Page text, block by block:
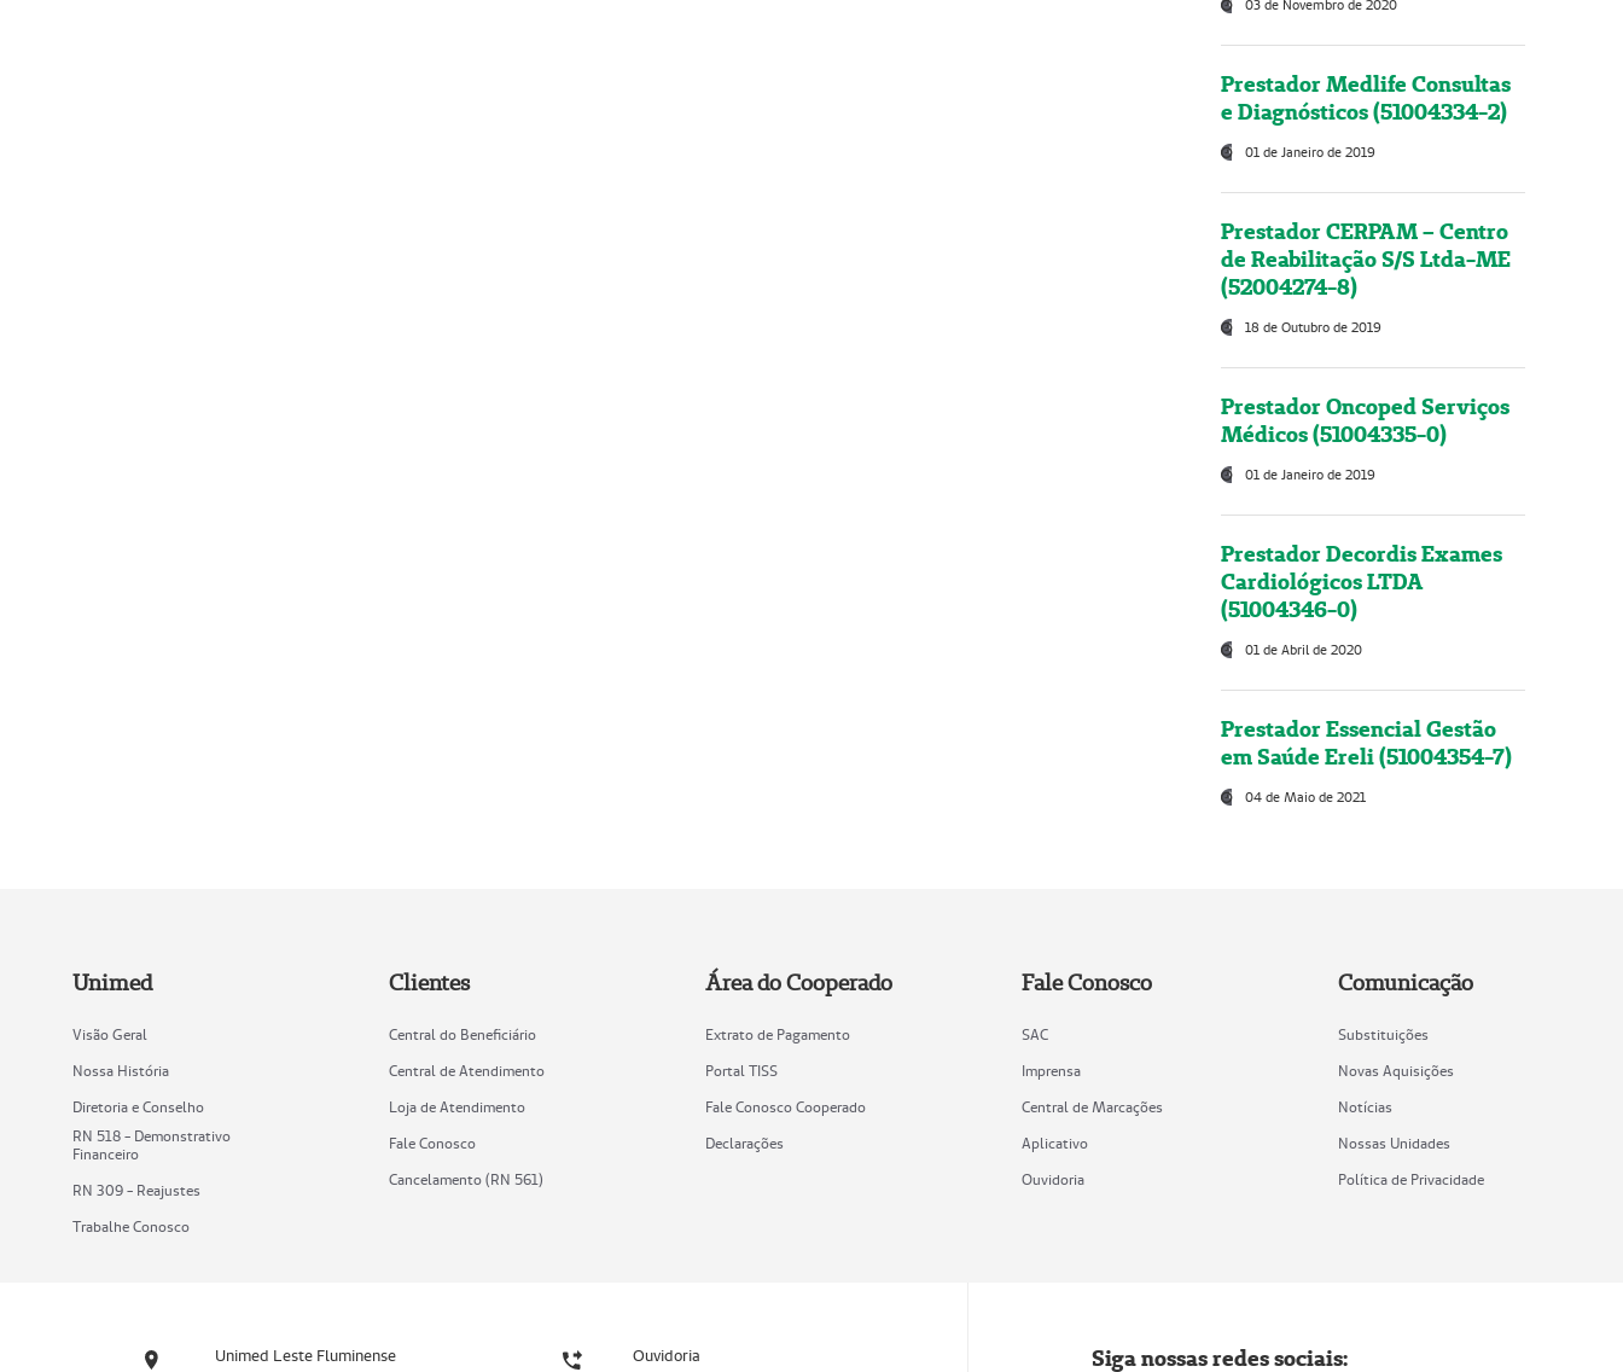
03 de Novembro de 2020
Prestador Medlife Consultas
e Diagnósticos (51004334-2)
01 de Janeiro de 2019
Prestador CERPAM – Centro
de Reabilitação S/S Ltda-ME
(52004274-8)
18 de Outubro de 2019
Prestador Oncoped Serviços
Médicos (51004335-0)
01 de Janeiro de 2019
Prestador Decordis Exames
Cardiológicos LTDA
(51004346-0)
01 de Abril de 2020
Prestador Essencial Gestão
em Saúde Ereli (51004354-7)
04 de Maio de 2021
Unimed
Visão Geral
Nossa História
Diretoria e Conselho
RN 518 - Demonstrativo
Financeiro
RN 309 - Reajustes
Trabalhe Conosco
Clientes
Central do Beneficiário
Central de Atendimento
Loja de Atendimento
Fale Conosco
Cancelamento (RN 561)
Área do Cooperado
Extrato de Pagamento
Portal TISS
Fale Conosco Cooperado
Declarações
Fale Conosco
SAC
Imprensa
Central de Marcações
Aplicativo
Ouvidoria
Comunicação
Substituições
Novas Aquisições
Notícias
Nossas Unidades
Política de Privacidade
Unimed Leste Fluminense Ouvidoria Siga nossas redes sociais: